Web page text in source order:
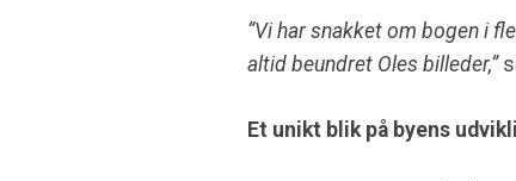
“Vi har snakket om bogen i
altid beundret Oles billeder,”
Et unikt blik på byens